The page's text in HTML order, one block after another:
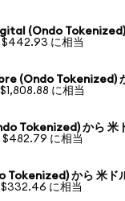
(Ondo Tokenized)
$442.93 に相当
(Ondo Tokenized)
に相当
Tokenized) から 米
$482.79 に相当
Tokenized) から 米ド
$332.46 に相当